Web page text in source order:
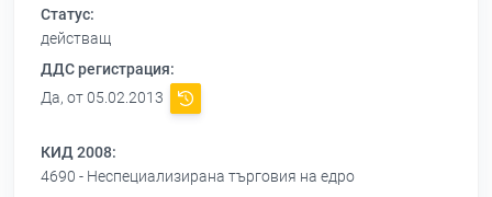
Статус:
действащ
ДДС регистрация:
Да, от 05.02.2013
КИД 2008:
4690 - Неспециализирана търговия на едро